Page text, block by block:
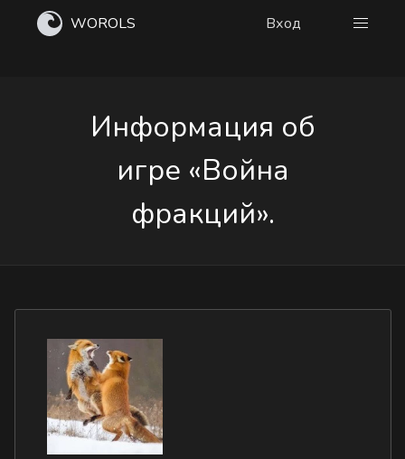
WOROLS Вход
Информация об
игре «Война
фракций».